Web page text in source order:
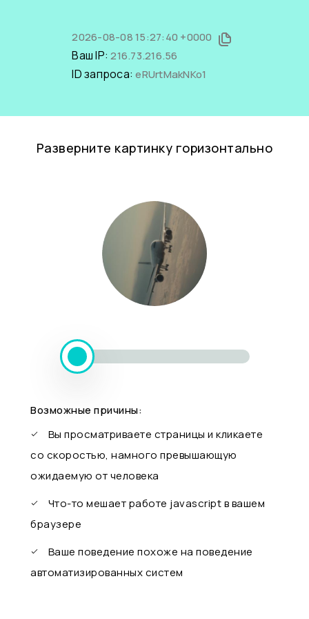
2026-08-08 15:27:40 +0000
Ваш IP:216.73.216.56
ID запроса:eRUrtMakNKo1
Разверните картинку горизонтально
Возможные причины:
Вы просматриваете страницы и кликаете
со скоростью, намного превышающую
ожидаемую от человека
Что-то мешает работе javascript в вашем
браузере
Ваше поведение похоже на поведение
автоматизированных систем